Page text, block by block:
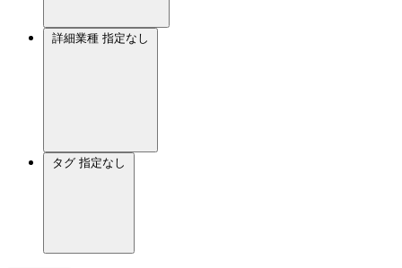
詳細業種 指定なし
タグ 指定なし